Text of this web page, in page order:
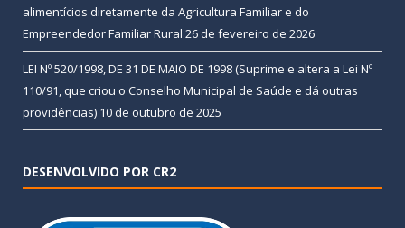
alimentícios diretamente da Agricultura Familiar e do
Empreendedor Familiar Rural 26 de fevereiro de 2026
LEI Nº 520/1998, DE 31 DE MAIO DE 1998 (Suprime e altera a Lei Nº
110/91, que criou o Conselho Municipal de Saúde e dá outras
providências) 10 de outubro de 2025
DESENVOLVIDO POR CR2